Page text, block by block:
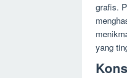
grafis.
yang